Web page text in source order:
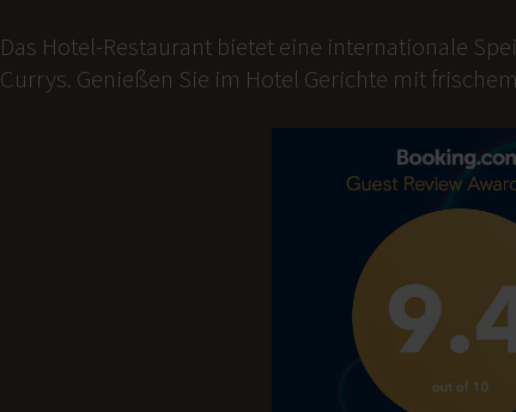
Das Hotel-Restaurant bietet eine internationale
Currys. Genießen Sie im Hotel Gerichte mit